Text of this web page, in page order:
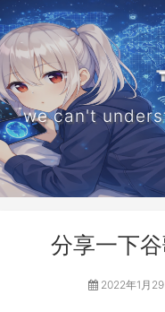
we can't
分享一下
2022年1月29